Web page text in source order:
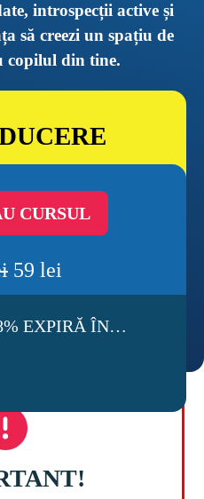
introspecții active și
să creezi un spațiu de
copilul din tine.
CURSUL
59 lei
EXPIRĂ ÎN…